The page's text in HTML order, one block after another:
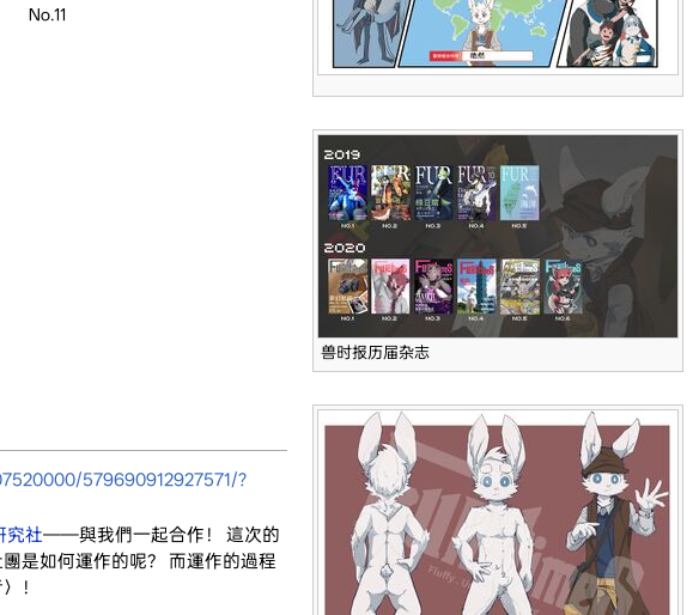
兽时报历届杂志
No.11
579690912927571/?
究社——與我們一起合作！ 這次的
是如何運作的呢？ 而運作的過程
！